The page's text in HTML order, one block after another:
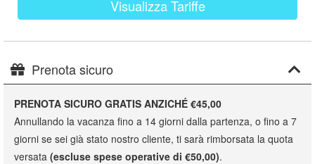
Visualizza Tariffe
Prenota sicuro
PRENOTA SICURO GRATIS ANZICHÉ €45,00
Annullando la vacanza fino a 14 giorni dalla partenza, o fino a 7
giorni se sei già stato nostro cliente, ti sarà rimborsata la quota
versata (escluse spese operative di €50,00).